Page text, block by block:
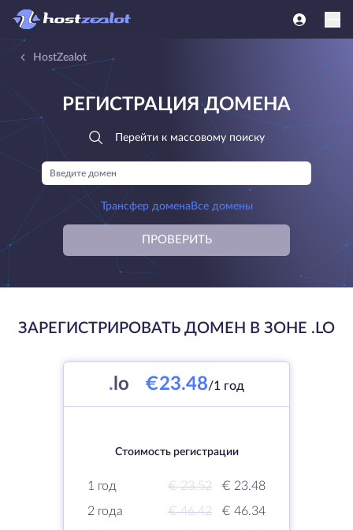
HostZealot
РЕГИСТРАЦИЯ ДОМЕНА
Перейти к массовому поиску
Трансфер домена Все домены
ПРОВЕРИТЬ
ЗАРЕГИСТРИРОВАТЬ ДОМЕН В ЗОНЕ .LO
. lo €23.48/1 год
Стоимость регистрации
1 год € 23.52
€ 23.48
2 года
€ 46.42
€ 46.34